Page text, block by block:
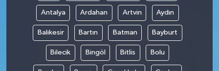
Antalya Ardahan Artvin Aydın
Balıkesir Bartın Batman Bayburt
Bilecik Bingöl Bitlis Bolu